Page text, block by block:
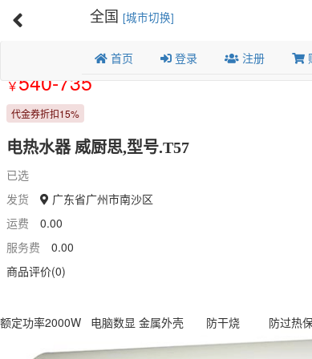
首页 登录 注册
全国 [城市切换]
Previous
￥540-735
代金券折扣15%
电热水器 威厨思,型号.T57
已选
发货
广东省广州市南沙区
运费
0.00
服务费
0.00
商品评价(0)
额定功率2000W 电脑数显 金属外壳 防干烧 防过热